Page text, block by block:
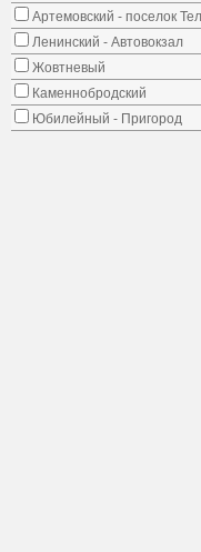
Артемовский - поселок
Ленинский - Автовокзал
Жовтневый
Каменнобродский
Юбилейный - Пригород